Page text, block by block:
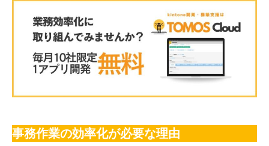
事務作業の効率化が必要な理由